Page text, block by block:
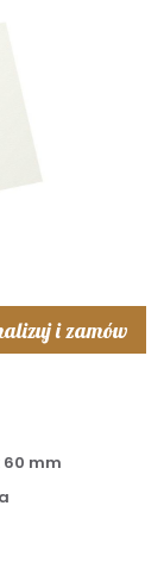
i zamów
60 mm